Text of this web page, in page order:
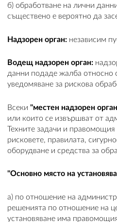
б) обработване на лични
съществено е вероятно да
Надзорен орган: независим
Водещ надзорен орган:
данни подаде жалба относно
уведомяване за рискова
Всеки "местен надзорен
или които се извършват от
Техните задачи и
рисковете, правилата,
оборудване и средства за
"Основно място на
а) по отношение на
решенията по отношение на
установяване има